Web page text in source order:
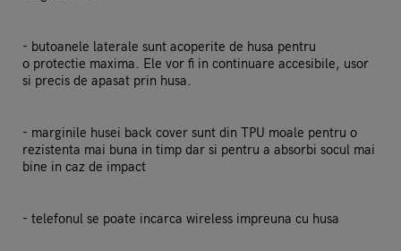
- butoanele laterale sunt acoperite de husa pentru
o protectie maxima. Ele vor fi in continuare accesibile, usor
si precis de apasat prin husa.
- marginile husei back cover sunt din TPU moale pentru o
rezistenta mai buna in timp dar si pentru a absorbi socul mai
bine in caz de impact
- telefonul se poate incarca wireless impreuna cu husa